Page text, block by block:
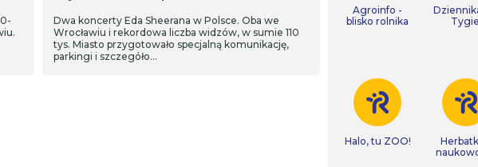
Dwa koncerty Eda Sheerana w Polsce. Oba we
Wrocławiu i rekordowa liczba widzów, w sumie 110
tys. Miasto przygotowało specjalną komunikację,
parkingi i szczegóło…
Agroinfo -
blisko rolnika
Tygiel
Halo, tu ZOO!